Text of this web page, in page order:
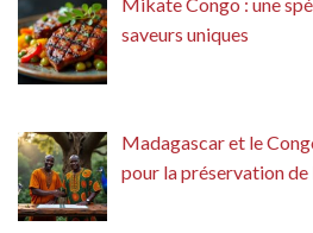
saveurs uniques
Madagascar et le
pour la préservation